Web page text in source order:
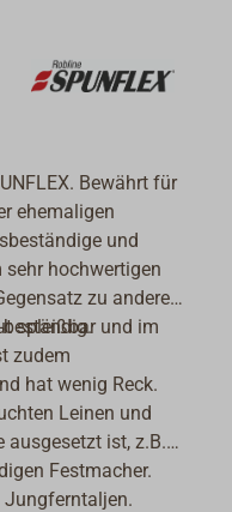
Bewährt für
ehemaligen
und
hochwertigen
zu anderen
spleißbar und im
zudem
hat wenig Reck.
Leinen und
ausgesetzt ist, z.B.
Festmacher.
Jungferntaljen.